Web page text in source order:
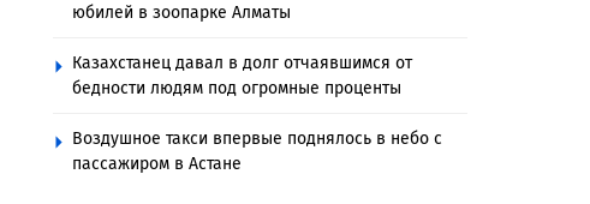
юбилей в зоопарке Алматы
Казахстанец давал в долг отчаявшимся от
бедности людям под огромные проценты
Воздушное такси впервые поднялось в небо с
пассажиром в Астане